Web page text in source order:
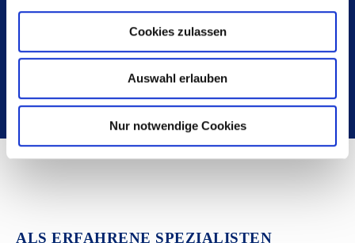
Cookies zulassen
Auswahl erlauben
Nur notwendige Cookies
individuell entwickelte Elektromotoren
Wechsel-Drehstrom-Motoren
ALS ERFAHRENE SPEZIALISTEN